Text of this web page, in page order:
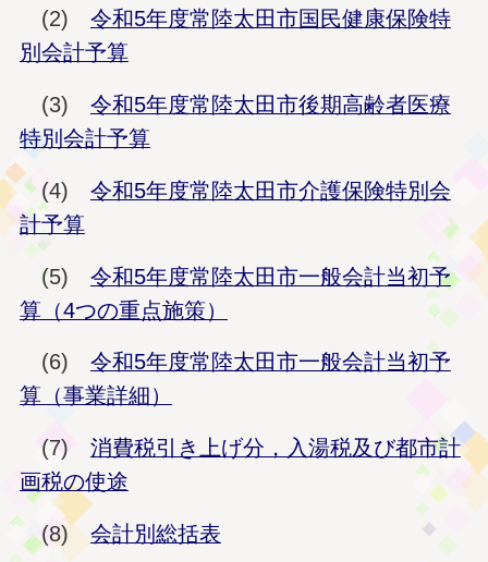
(2) 令和5年度常陸太田市国民健康保険特
別会計予算
(3) 令和5年度常陸太田市後期高齢者医療
特別会計予算
(4) 令和5年度常陸太田市介護保険特別会
計予算
(5) 令和5年度常陸太田市一般会計当初予
算（4つの重点施策）
(6) 令和5年度常陸太田市一般会計当初予
算（事業詳細）
(7) 消費税引き上げ分，入湯税及び都市計
画税の使途
(8) 会計別総括表